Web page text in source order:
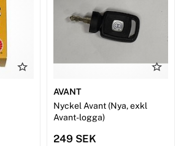
AVANT
Nyckel Avant (Nya, exkl
Avant-logga)
249 SEK